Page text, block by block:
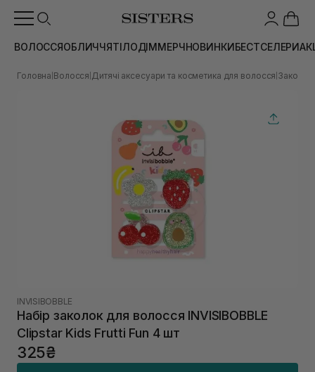
ВОЛОССЯОБЛИЧЧЯТІЛОДІММЕРЧНОВИНКИБЕСТСЕЛЕРИ
Головна Волосся Дитячі аксесуари та косметика для волосся Заколки
INVISIBOBBLE
Набір заколок для волосся INVISIBOBBLE
Clipstar Kids Frutti Fun 4 шт
325₴